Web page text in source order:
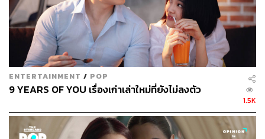
ENTERTAINMENT / POP
9 YEARS OF YOU เรื่องเก่าเล่าใหม่ที่ยังไม่ลงตัว
1.5K